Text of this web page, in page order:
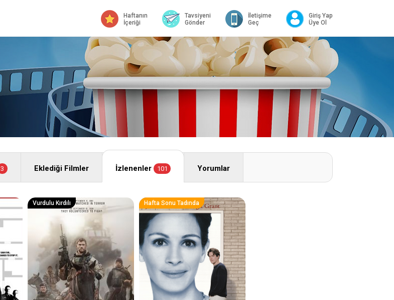
Haftanın
İçeriği
Tavsiyeni
Gönder
İletişime
Geç
Giriş Yap
Üye Ol
3 Eklediği Filmler İzlenenler 101 Yorumlar
Vurdulu Kırdılı Hafta Sonu Tadında